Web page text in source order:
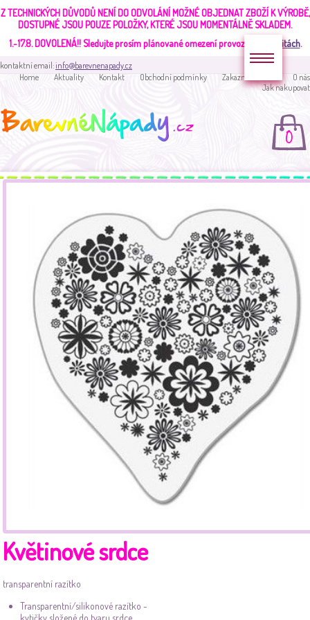
Z TECHNICKÝCH DŮVODŮ NENÍ DO ODVOLÁNÍ MOŽNÉ OBJEDNAT ZBOŽÍ K VÝROBĚ,
DOSTUPNÉ JSOU POUZE POLOŽKY, KTERÉ JSOU MOMENTÁLNĚ SKLADEM.
1.-17.8. DOVOLENÁ!!Sledujte prosím plánované omezení provozu v aktualitách.
kontaktní email:info@barevnenapady.cz
Home
Aktuality Kontakt Obchodní podmínky Zakaznická sekce
O nás
Jak nakupovat
0
Květinové srdce
transparentní razítko
Transparentní/silikonové razítko -